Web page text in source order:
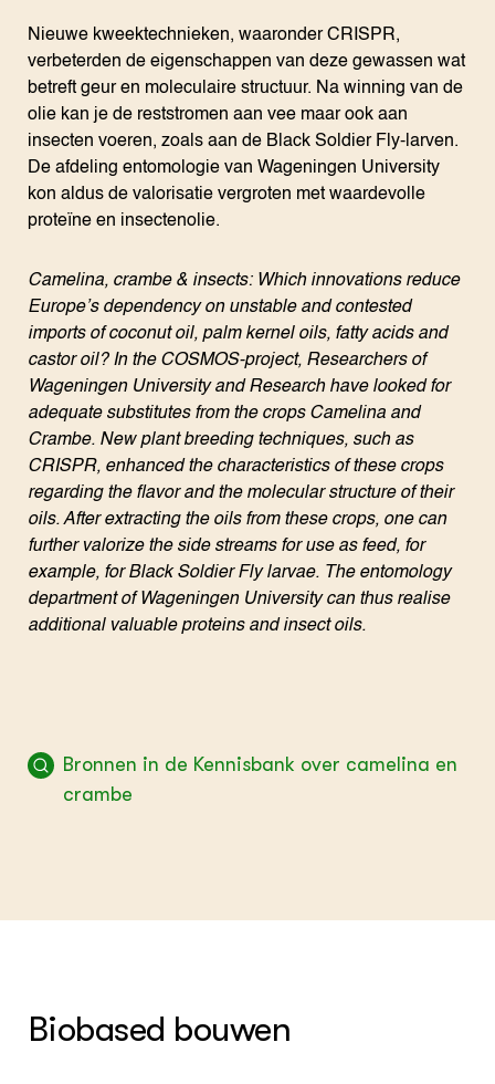
Nieuwe kweektechnieken, waaronder CRISPR,
verbeterden de eigenschappen van deze gewassen wat
betreft geur en moleculaire structuur. Na winning van de
olie kan je de reststromen aan vee maar ook aan
insecten voeren, zoals aan de Black Soldier Fly-larven.
De afdeling entomologie van Wageningen University
kon aldus de valorisatie vergroten met waardevolle
proteïne en insectenolie.
Camelina, crambe & insects: Which innovations reduce
Europe’s dependency on unstable and contested
imports of coconut oil, palm kernel oils, fatty acids and
castor oil? In the COSMOS-project, Researchers of
Wageningen University and Research have looked for
adequate substitutes from the crops Camelina and
Crambe. New plant breeding techniques, such as
CRISPR, enhanced the characteristics of these crops
regarding the flavor and the molecular structure of their
oils.After extracting the oils from these crops, one can
further valorize the side streams for use as feed, for
example, for Black Soldier Fly larvae.The entomology
department of Wageningen University can thus realise
additional valuable proteins and insect oils.
Bronnen in de Kennisbank over camelina en
crambe
Biobased bouwen